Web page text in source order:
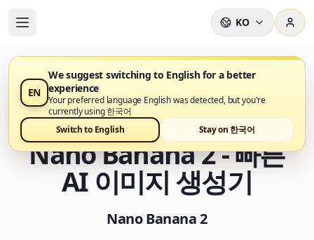
KO
EN
We suggest switching to English for a better
experience
Your preferred language English was detected, but you're
currently using 한국어
Switch to English
Stay on 한국어
이제 Nano Banana Pro에서 Nano Banana 2을 사용할 수
Nano Banana 2 - 빠른
AI 이미지 생성기
Nano Banana 2